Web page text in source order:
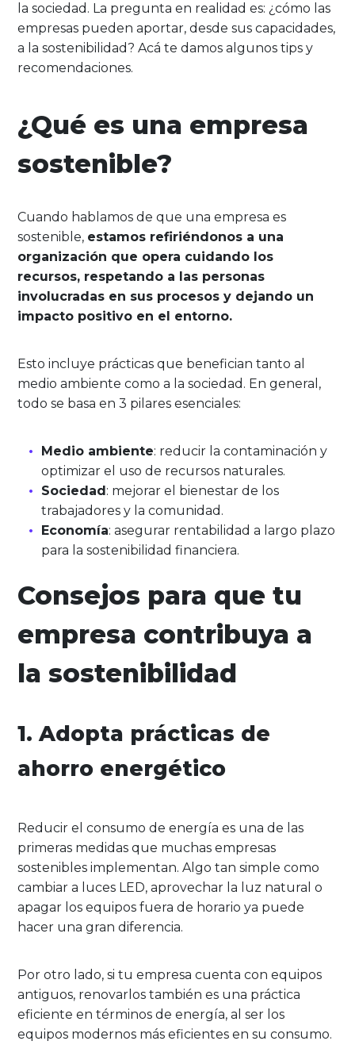
la sociedad. La pregunta en realidad es: ¿cómo las
empresas pueden aportar, desde sus capacidades,
a la sostenibilidad? Acá te damos algunos tips y
recomendaciones.
¿Qué es una empresa
sostenible?
Cuando hablamos de que una empresa es
sostenible, estamos refiriéndonos a una
organización que opera cuidando los
recursos, respetando a las personas
involucradas en sus procesos y dejando un
impacto positivo en el entorno.
Esto incluye prácticas que benefician tanto al
medio ambiente como a la sociedad. En general,
todo se basa en 3 pilares esenciales:
Medio ambiente: reducir la contaminación y
optimizar el uso de recursos naturales.
Sociedad: mejorar el bienestar de los
trabajadores y la comunidad.
Economía: asegurar rentabilidad a largo plazo
para la sostenibilidad financiera.
Consejos para que tu
empresa contribuya a
la sostenibilidad
1. Adopta prácticas de
ahorro energético
Reducir el consumo de energía es una de las
primeras medidas que muchas empresas
sostenibles implementan. Algo tan simple como
cambiar a luces LED, aprovechar la luz natural o
apagar los equipos fuera de horario ya puede
hacer una gran diferencia.
Por otro lado, si tu empresa cuenta con equipos
antiguos, renovarlos también es una práctica
eficiente en términos de energía, al ser los
equipos modernos más eficientes en su consumo.